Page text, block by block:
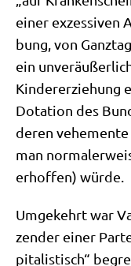
einer exzes­si­ven
bung, von
ein
Kin­der­er­zie­hung
Dota­ti­on des
deren
man
erhof­fen) würde.
Umge­kehrt war
zen­der einer
pi­ta­li­stisch“